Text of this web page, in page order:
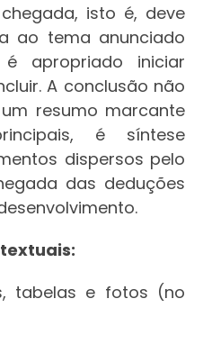
isto é, deve
ao tema anunciado
apropriado iniciar
A conclusão não
resumo marcante
é síntese
dispersos pelo
das deduções
tabelas e fotos (no